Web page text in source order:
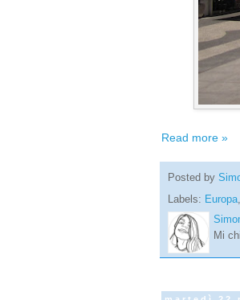
Read more »
Posted by
Labels: Europa,
Mi